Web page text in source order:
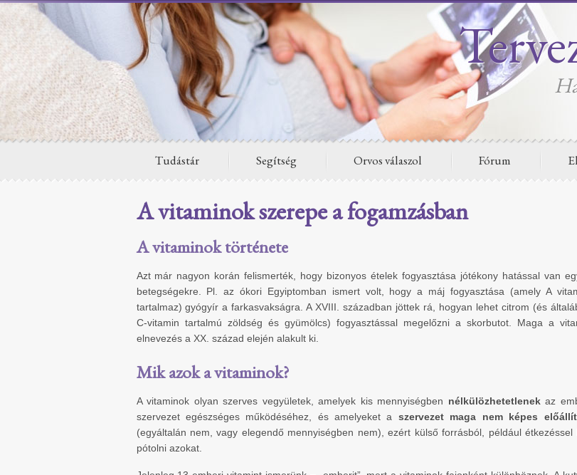
Tudástár Segítség Orvos válaszol Fórum
A vitaminok szerepe a fogamzásban
A vitaminok története
Azt már nagyon korán felismerték, hogy bizonyos ételek fogyasztása jótékony hatással van
betegségekre. Pl. az ókori Egyiptomban ismert volt, hogy a máj fogyasztása (amely A
tartalmaz) gyógyír a farkasvakságra. A XVIII. században jöttek rá, hogyan lehet citrom (és
C-vitamin tartalmú zöldség és gyümölcs) fogyasztással megelőzni a skorbutot. Maga a
elnevezés a XX. század elején alakult ki.
Mik azok a vitaminok?
A vitaminok olyan szerves vegyületek, amelyek kis mennyiségben nélkülözhetetlenekaz
szervezet egészséges működéséhez, és amelyeket a szervezet maga nem képes
(egyáltalán nem, vagy elegendő mennyiségben nem), ezért külső forrásból, például étkezéssel
pótolni azokat.